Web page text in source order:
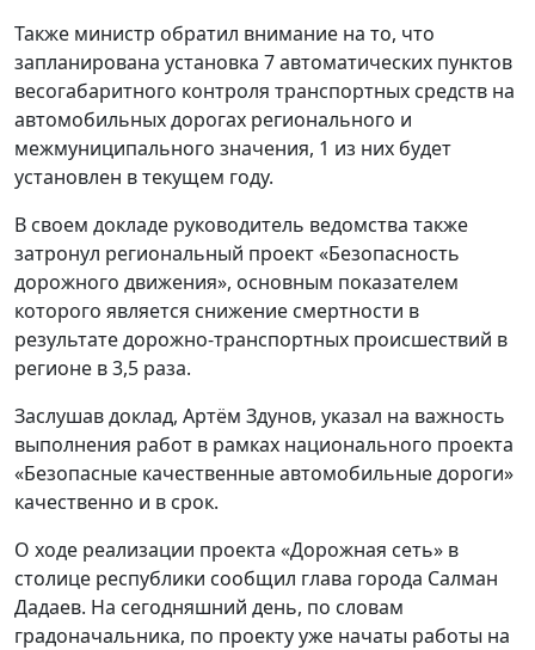
Также министр обратил внимание на то, что
запланирована установка 7 автоматических пунктов
весогабаритного контроля транспортных средств на
автомобильных дорогах регионального и
межмуниципального значения, 1 из них будет
установлен в текущем году.
В своем докладе руководитель ведомства также
затронул региональный проект «Безопасность
дорожного движения», основным показателем
которого является снижение смертности в
результате дорожно-транспортных происшествий в
регионе в 3,5 раза.
Заслушав доклад, Артём Здунов, указал на важность
выполнения работ в рамках национального проекта
«Безопасные качественные автомобильные дороги»
качественно и в срок.
О ходе реализации проекта «Дорожная сеть» в
столице республики сообщил глава города Салман
Дадаев. На сегодняшний день, по словам
градоначальника, по проекту уже начаты работы на